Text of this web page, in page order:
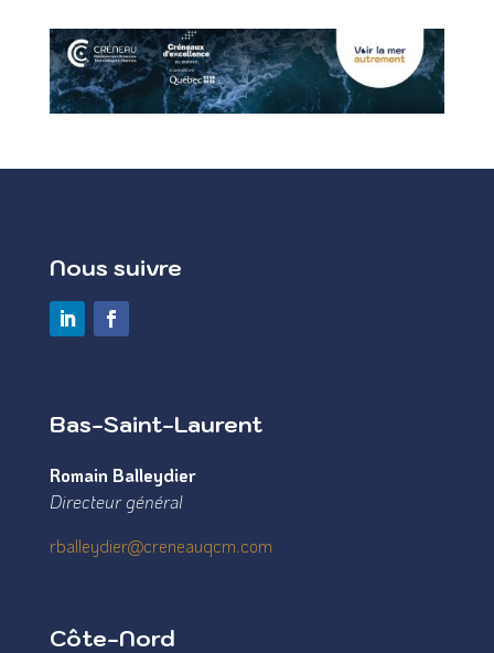
Nous suivre
Bas-Saint-Laurent
Romain Balleydier
Directeur général
rballeydier@creneauqcm.com
Côte-Nord